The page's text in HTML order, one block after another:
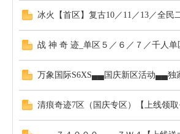
冰火【首区】复古10／11／13／全民
战 神 奇 迹_单区５／６／７／千人
万象国际S6XS▄▄国庆新区活动▄▄独
清痕奇迹7区（国庆专区）【上线领